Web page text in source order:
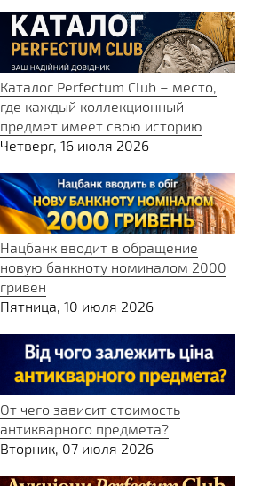
Каталог Perfectum Club – место,
где каждый коллекционный
предмет имеет свою историю
Четверг, 16 июля 2026
Нацбанк вводит в обращение
новую банкноту номиналом 2000
гривен
Пятница, 10 июля 2026
От чего зависит стоимость
антикварного предмета?
Вторник, 07 июля 2026